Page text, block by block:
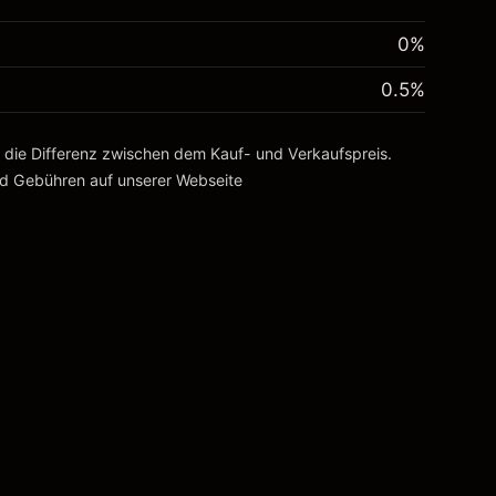
0%
0.5%
Differenz zwischen dem Kauf- und Verkaufspreis.
Gebühren auf unserer Webseite